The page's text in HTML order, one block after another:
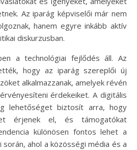
Az iparág képviselői már nem
hanem egyre inkább aktív
diskurzusban.
a technológiai fejlődés áll. Az
hogy az iparág szereplői új
alkalmazzanak, amelyek révén
érdekeiket. A digitális
lehetőséget biztosít arra, hogy
érjenek el, és támogatókat
különösen fontos lehet a
során, ahol a közösségi média és a